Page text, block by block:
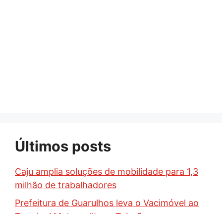
Últimos posts
Caju amplia soluções de mobilidade para 1,3
milhão de trabalhadores
Prefeitura de Guarulhos leva o Vacimóvel ao